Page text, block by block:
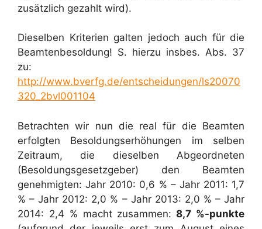
zusätzlich gezahlt wird).
Dieselben Kriterien galten jedoch auch für die
Beamtenbesoldung! S. hierzu insbes. Abs. 37
zu:
http://www.bverfg.de/entscheidungen/ls20070
320_2bvl001104
Betrachten wir nun die real für die Beamten
erfolgten Besoldungserhöhungen im selben
Zeitraum, die dieselben Abgeordneten
(Besoldungsgesetzgeber) den Beamten
genehmigten: Jahr 2010: 0,6 % – Jahr 2011: 1,7
% – Jahr 2012: 2,0 % – Jahr 2013: 2,0 % – Jahr
2014: 2,4 % macht zusammen: 8,7 %-punkte